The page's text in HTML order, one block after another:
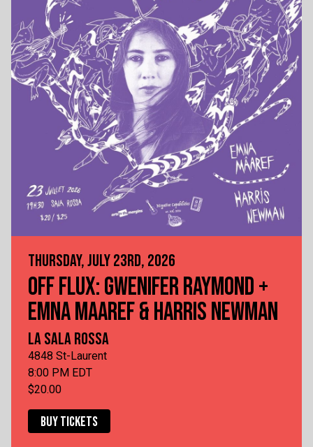
THURSDAY, JULY 23RD, 2026
OFF FLUX: GWENIFER RAYMOND +
EMNA MAAREF & HARRIS NEWMAN
LA SALA ROSSA
4848 St-Laurent
8:00 PM EDT
$20.00
BUY TICKETS